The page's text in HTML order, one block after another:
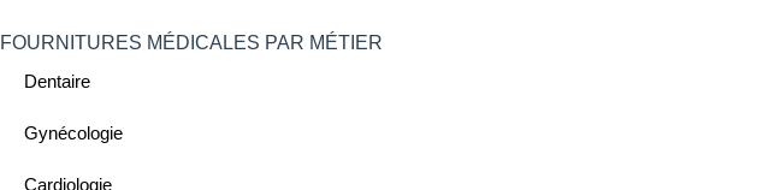
FOURNITURES MÉDICALES PAR MÉTIER
Dentaire
Gynécologie
Cardiologie